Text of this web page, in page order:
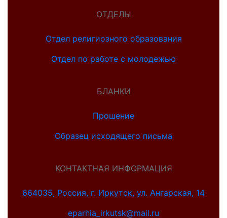
ОТДЕЛЫ
Отдел религиозного образования
Отдел по работе с молодежью
БЛАНКИ
Прошение
Образец исходящего письма
КОНТАКТНАЯ ИНФОРМАЦИЯ
664035, Россия, г. Иркутск, ул. Ангарская, 14
eparhia_irkutsk@mail.ru